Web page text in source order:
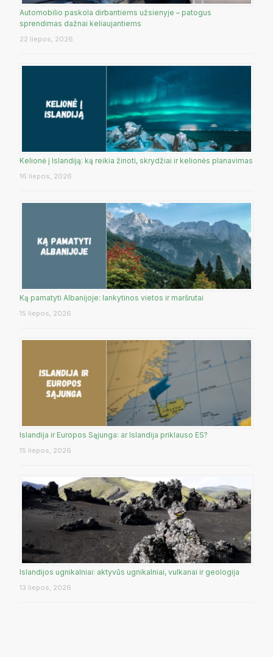
Automobilio paskola dirbantiems užsienyje – patogus
sprendimas dažnai keliaujantiems
22 liepos, 2026
Kelionė į Islandiją: ką reikia žinoti, skrydžiai ir kelionės planavimas
16 liepos, 2026
Ką pamatyti Albanijoje: lankytinos vietos ir maršrutai
15 liepos, 2026
Islandija ir Europos Sąjunga: ar Islandija priklauso ES?
15 liepos, 2026
Islandijos ugnikalniai: aktyvūs ugnikalniai, vulkanai ir geologija
13 liepos, 2026